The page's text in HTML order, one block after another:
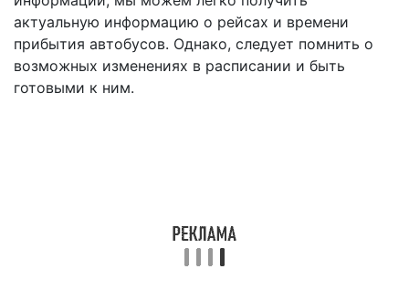
актуальную информацию о рейсах и времени
прибытия автобусов. Однако, следует помнить о
возможных изменениях в расписании и быть
готовыми к ним.